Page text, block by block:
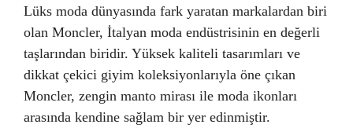
Lüks moda dünyasında fark yaratan markalardan biri
olan Moncler, İtalyan moda endüstrisinin en değerli
taşlarından biridir. Yüksek kaliteli tasarımları ve
dikkat çekici giyim koleksiyonlarıyla öne çıkan
Moncler, zengin manto mirası ile moda ikonları
arasında kendine sağlam bir yer edinmiştir.